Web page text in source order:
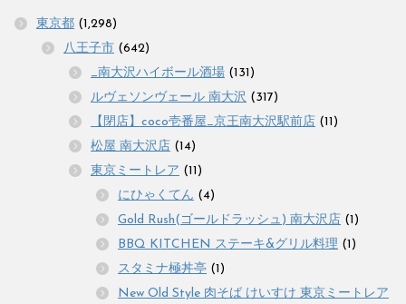
東京都 (1,298)
八王子市 (642)
_南大沢ハイボール酒場 (131)
ルヴェソンヴェール 南大沢 (317)
【閉店】coco壱番屋_京王南大沢駅前店 (11)
松屋 南大沢店 (14)
東京ミートレア (11)
にひゃくてん (4)
Gold Rush(ゴールドラッシュ) 南大沢店 (1)
BBQ KITCHEN ステーキ&グリル料理 (1)
スタミナ極丼亭 (1)
New Old Style 肉そば けいすけ 東京ミートレア